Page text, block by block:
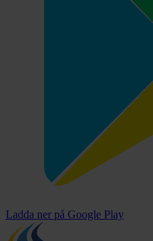
Ladda ner på Google Play